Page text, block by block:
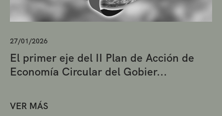
27/01/2026
El primer eje del II Plan de Acción de
Economía Circular del Gobier...
VER MÁS